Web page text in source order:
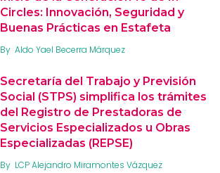
Circles: Innovación, Seguridad y
Buenas Prácticas en Estafeta
By Aldo Yael Becerra Márquez
Secretaría del Trabajo y Previsión
Social (STPS) simplifica los trámites
del Registro de Prestadoras de
Servicios Especializados u Obras
Especializadas (REPSE)
By LCP Alejandro Miramontes Vázquez